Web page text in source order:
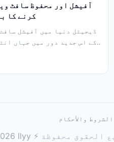
کرنے کا
ڈیجیٹل دنیا میں آفیشل
کے اس جدید دور میں جہاں
الشروط والأحكام